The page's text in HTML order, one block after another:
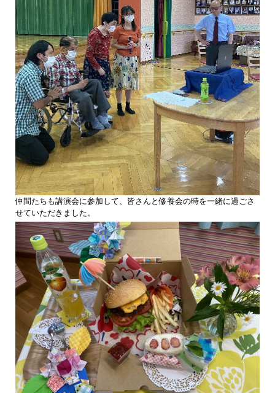
仲間たちも講演会に参加して、皆さんと修養会の時を一緒に過ごさ
せていただきました。